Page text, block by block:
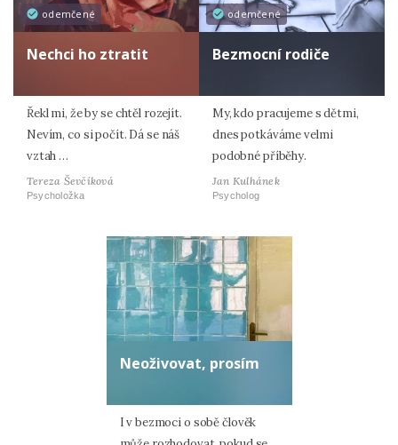
odemčené
Nechci ho ztratit
Řekl mi, že by se chtěl rozejít.
Nevím, co si počít. Dá se náš
vztah …
Tereza Ševčíková
Psycholožka
odemčené
Bezmocní rodiče
My, kdo pracujeme s dětmi,
dnes potkáváme velmi
podobné příběhy.
Jan Kulhánek
Psycholog
Neoživovat, prosím
I v bezmoci o sobě člověk